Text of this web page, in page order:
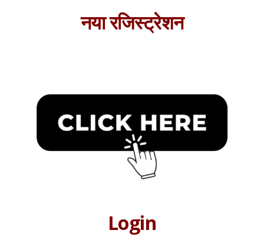
नया रजिस्ट्रेशन
Login